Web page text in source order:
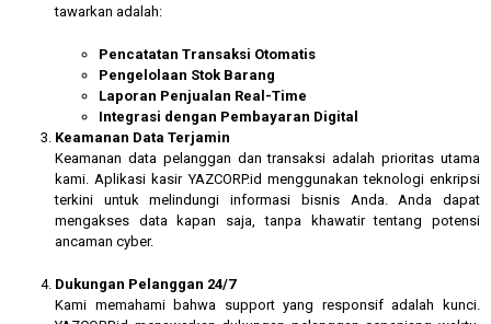
tawarkan adalah:
Pencatatan Transaksi Otomatis
Pengelolaan Stok Barang
Laporan Penjualan Real-Time
Integrasi dengan Pembayaran Digital
Keamanan Data Terjamin
Keamanan data pelanggan dan transaksi adalah prioritas utama
kami. Aplikasi kasir YAZCORP.id menggunakan teknologi enkripsi
terkini untuk melindungi informasi bisnis Anda. Anda dapat
mengakses data kapan saja, tanpa khawatir tentang potensi
ancaman cyber.
Dukungan Pelanggan 24/7
Kami memahami bahwa support yang responsif adalah kunci.